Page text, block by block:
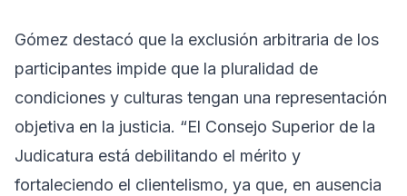
Gómez destacó que la exclusión arbitraria de los
participantes impide que la pluralidad de
condiciones y culturas tengan una representación
objetiva en la justicia. “El Consejo Superior de la
Judicatura está debilitando el mérito y
fortaleciendo el clientelismo, ya que, en ausencia